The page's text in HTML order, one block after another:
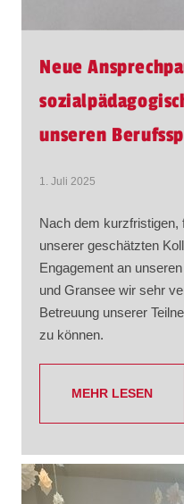
Neue
unseren
1. Juli 2025
Nach dem kurzfristigen,
unserer geschätzten
Engagement an
und Gransee wir sehr
Betreuung unserer
zu können.
MEHR LESEN